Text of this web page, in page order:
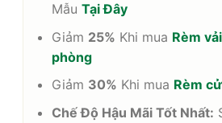
MẫuTại Đây
Giảm 25% Khi mua Rèm vải
phòng
Giảm 30% Khi mua Rèm
Chế Độ Hậu Mãi Tốt Nhất: